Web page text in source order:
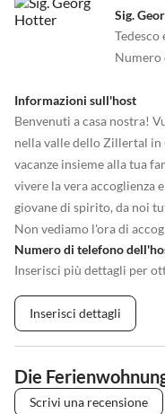
Sig.
Tedesco
Numero
Informazioni sull'host
Benvenuti a casa nostra!
nella valle dello Zillertal in
vacanze insieme alla tua
vivere la vera accoglienza
giovane di spirito, da noi
Non vediamo l'ora di
Numero di telefono
Inserisci più dettagli per
Inserisci dettagli
Die
Scrivi una recensione